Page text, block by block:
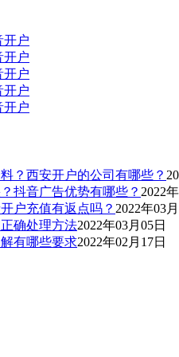
开户
开户
开户
开户
开户
？西安开户的公司有哪些？
抖音广告优势有哪些？ 2022
户充值有返点吗？ 2022年03
确处理方法2022年03月05日
有哪些要求2022年02月17日